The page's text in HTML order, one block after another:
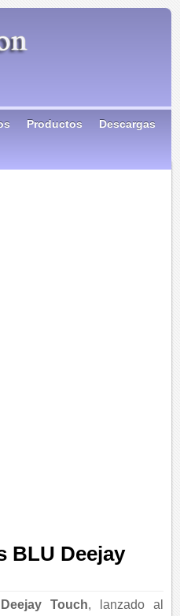
Productos Descargas
BLU Deejay
Touch, lanzado al